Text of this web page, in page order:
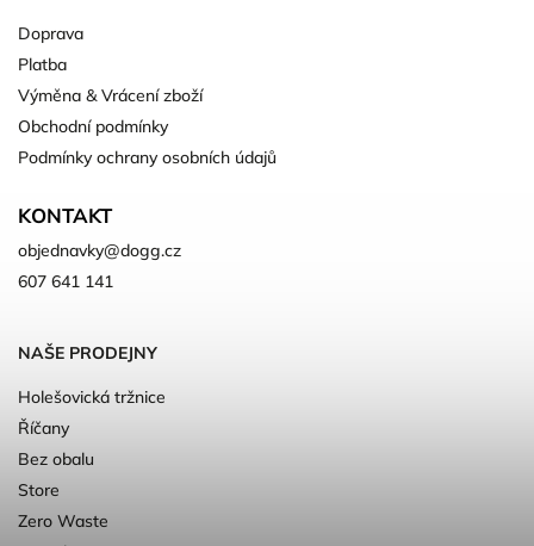
Doprava
Platba
Výměna & Vrácení zboží
Obchodní podmínky
Podmínky ochrany osobních údajů
KONTAKT
objednavky@dogg.cz
607 641 141
NAŠE PRODEJNY
Holešovická tržnice
Říčany
Bez obalu
Store
Zero Waste